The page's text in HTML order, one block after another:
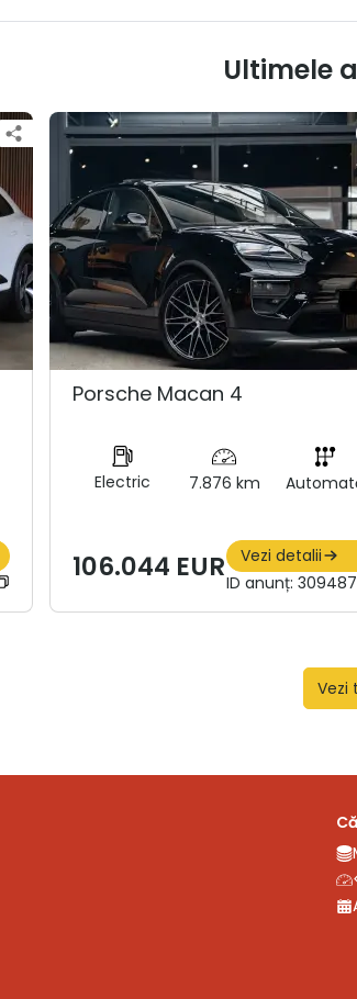
Ultimele
Porsche Macan 4
Electric 7.876 km
106.044 EUR
Vezi detalii
ID anunț: 309487
Vezi